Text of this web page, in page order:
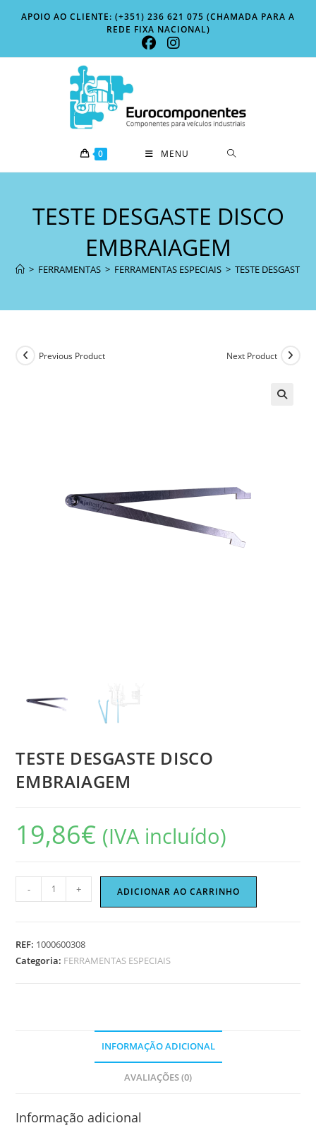
APOIO AO CLIENTE: (+351) 236 621 075 (CHAMADA PARA A
REDE FIXA NACIONAL)
0 MENU
TESTE DESGASTE DISCO
EMBRAIAGEM
> FERRAMENTAS > FERRAMENTAS ESPECIAIS > TESTE DESGASTE
Previous Product Next Product
TESTE DESGASTE DISCO
EMBRAIAGEM
19,86€ (IVA incluído)
Quantidade
de
DISCO
- + ADICIONAR AO CARRINHO
REF: 1000600308
Categoria: FERRAMENTAS ESPECIAIS
INFORMAÇÃO ADICIONAL
AVALIAÇÕES (0)
Informação adicional